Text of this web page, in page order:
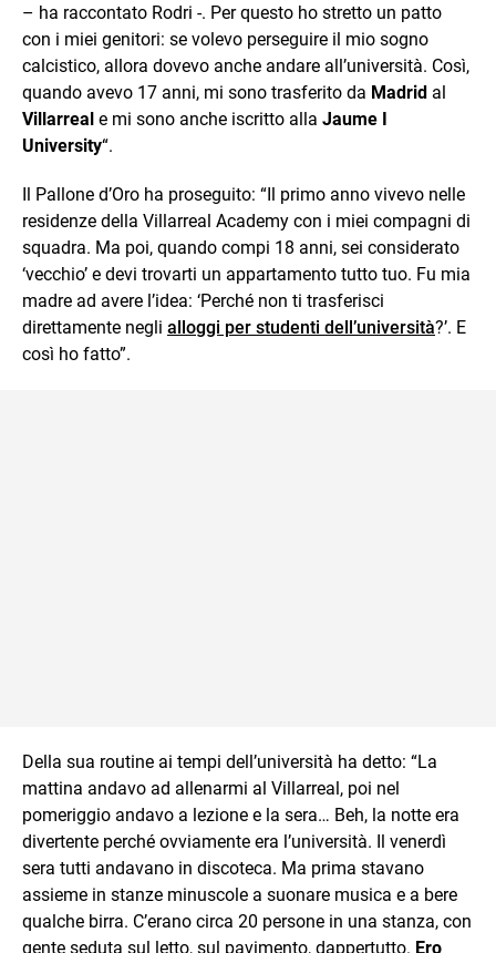
– ha raccontato Rodri -. Per questo ho stretto un patto
con i miei genitori: se volevo perseguire il mio sogno
calcistico, allora dovevo anche andare all’università. Così,
quando avevo 17 anni, mi sono trasferito da Madrid al
Villarreal e mi sono anche iscritto alla Jaume I
University“.
Il Pallone d’Oro ha proseguito: “Il primo anno vivevo nelle
residenze della Villarreal Academy con i miei compagni di
squadra. Ma poi, quando compi 18 anni, sei considerato
‘vecchio’ e devi trovarti un appartamento tutto tuo. Fu mia
madre ad avere l’idea: ‘Perché non ti trasferisci
direttamente negli alloggi per studenti dell’università?’. E
così ho fatto”.
Della sua routine ai tempi dell’università ha detto: “La
mattina andavo ad allenarmi al Villarreal, poi nel
pomeriggio andavo a lezione e la sera… Beh, la notte era
divertente perché ovviamente era l’università. Il venerdì
sera tutti andavano in discoteca. Ma prima stavano
assieme in stanze minuscole a suonare musica e a bere
qualche birra. C’erano circa 20 persone in una stanza, con
gente seduta sul letto, sul pavimento, dappertutto. Ero